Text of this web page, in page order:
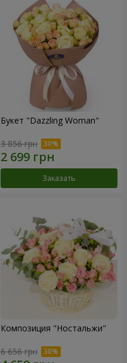
Букет "Dazzling Woman"
3 856 грн
Заказать
Композиция "Ностальжи"
6 656 грн